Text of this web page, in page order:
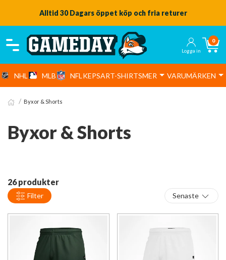
Snabba leveranser från vårt lager
Logga in
0
NHL MLB NFLKEPSART-SHIRTSMER VARUMÄRKEN
Byxor & Shorts
Byxor & Shorts
26 produkter
Filter Senaste